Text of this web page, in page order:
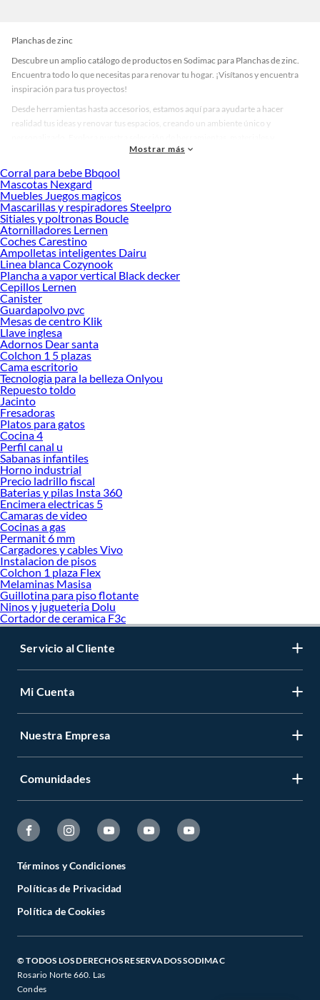
Planchas de zinc
Descubre un amplio catálogo de productos en Sodimac para Planchas de zinc.
Encuentra todo lo que necesitas para renovar tu hogar. ¡Visítanos y encuentra
inspiración para tus proyectos!
Desde herramientas hasta accesorios, estamos aquí para ayudarte a hacer
realidad tus ideas y renovar tus espacios, creando un ambiente único y
accesorios de calidad que te ayudarán a crear un espacio más tú.
Desde remodelaciones hasta proyectos de decoración, estamos aquí para hacer
tus ideas realidad. ¡Visítanos y encuentra todo lo que tenemos para ofrecerte en
Planchas de zinc!
Explora la variedad de productos de Planchas de zinc en Sodimac
Herramientas, materiales y accesorios de calidad para tus proyectos y
renovación de espacios. ¡Visítanos y descubre todo lo que tenemos para
ofrecerte!
Encuentra una amplia variedad de productos de Planchas de zinc en Sodimac.
Encuentra todo lo necesario para tus proyectos de renovación y decoración.
¡Visítanos y haz tus ideas realidad!
Mostrar más
Corral para bebe Bbqool
Mascotas Nexgard
Muebles Juegos magicos
Mascarillas y respiradores Steelpro
Sitiales y poltronas Boucle
Atornilladores Lernen
Coches Carestino
Ampolletas inteligentes Dairu
Linea blanca Cozynook
Plancha a vapor vertical Black decker
Cepillos Lernen
Canister
Guardapolvo pvc
Mesas de centro Klik
Llave inglesa
Adornos Dear santa
Colchon 1 5 plazas
Cama escritorio
Tecnologia para la belleza Onlyou
Repuesto toldo
Jacinto
Fresadoras
Platos para gatos
Cocina 4
Perfil canal u
Sabanas infantiles
Horno industrial
Precio ladrillo fiscal
Baterias y pilas Insta 360
Encimera electricas 5
Camaras de video
Cocinas a gas
Permanit 6 mm
Cargadores y cables Vivo
Instalacion de pisos
Colchon 1 plaza Flex
Melaminas Masisa
Guillotina para piso flotante
Ninos y jugueteria Dolu
Cortador de ceramica F3c
Servicio al Cliente
Mi Cuenta
Nuestra Empresa
Comunidades
Términos y Condiciones
Políticas de Privacidad
Política de Cookies
© TODOS LOS DERECHOS RESERVADOS SODIMAC
Rosario Norte 660. Las
Condes